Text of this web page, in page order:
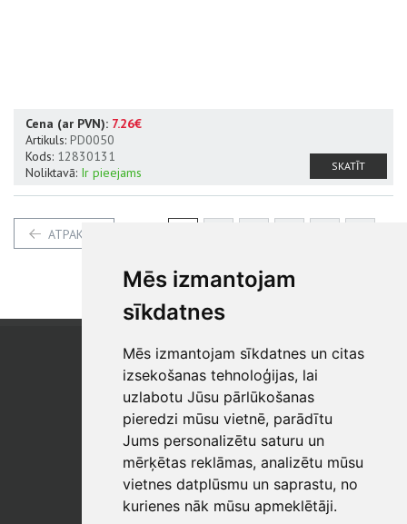
Mēs izmantojam
sīkdatnes
Mēs izmantojam sīkdatnes un citas
izsekošanas tehnoloģijas, lai
uzlabotu Jūsu pārlūkošanas
pieredzi mūsu vietnē, parādītu
Jums personalizētu saturu un
mērķētas reklāmas, analizētu mūsu
vietnes datplūsmu un saprastu, no
kurienes nāk mūsu apmeklētāji.
Cena (ar PVN): 7.26€
Artikuls: PD0050
Kods: 12830131
Noliktavā: Ir pieejams SKATĪT
ATPAKAĻ
SIA "SB"
Reģistrācijas Nr. 40003017954
PVN reģ. Nr.: LV40003017954
Tālrunis: +371 67 813 100
E-pasts:
sb@sbshop.lv
MĀJAS LAPAS ADMINISTRATORS
E-pasts:ainars@sbshop.lv